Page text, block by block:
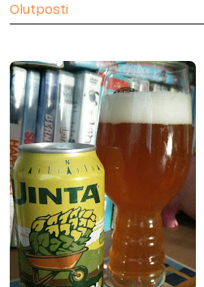
Olutposti